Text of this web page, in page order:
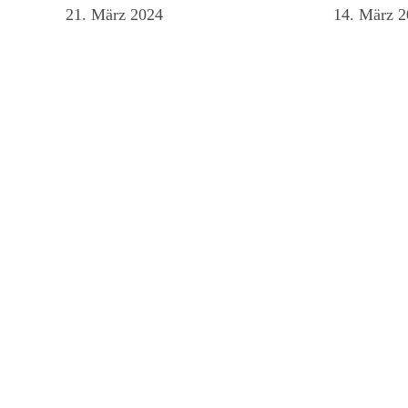
21. März 2024 14. März